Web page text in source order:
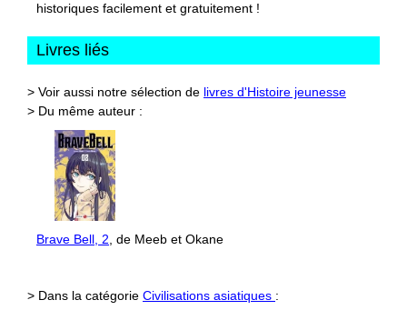
historiques facilement et gratuitement !
Livres liés
> Voir aussi notre sélection de livres d'Histoire jeunesse
> Du même auteur :
Brave Bell, 2, de Meeb et Okane
> Dans la catégorie Civilisations asiatiques :